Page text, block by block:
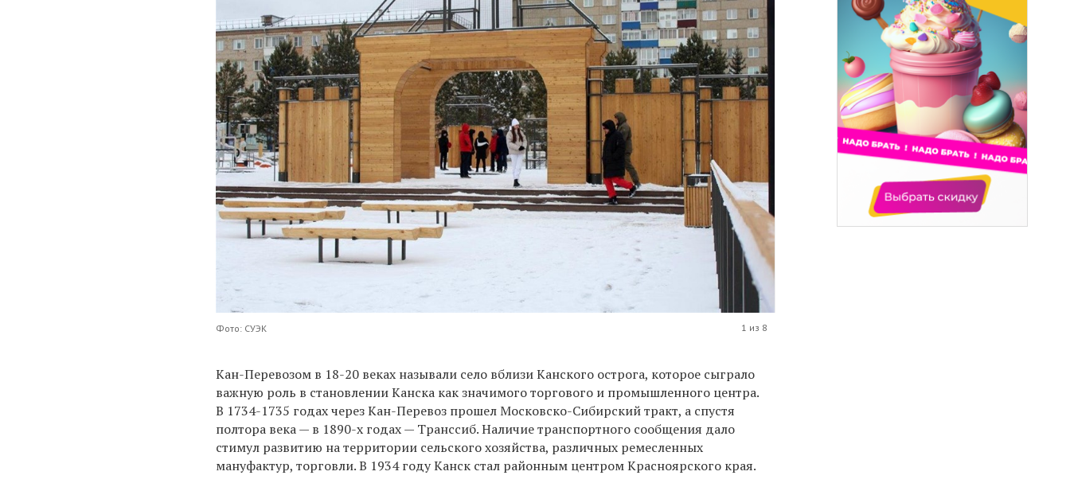
Фото: СУЭК 1 из 8
Кан-Перевозом в 18-20 веках называли село вблизи Канского острога, которое сыграло
важную роль в становлении Канска как значимого торгового и промышленного центра.
В 1734-1735 годах через Кан-Перевоз прошел Московско-Сибирский тракт, а спустя
полтора века — в 1890-х годах — Транссиб. Наличие транспортного сообщения дало
стимул развитию на территории сельского хозяйства, различных ремесленных
мануфактур, торговли. В 1934 году Канск стал районным центром Красноярского края.